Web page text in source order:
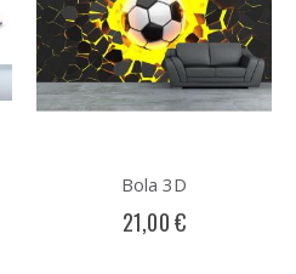
Bola 3D
21,00 €